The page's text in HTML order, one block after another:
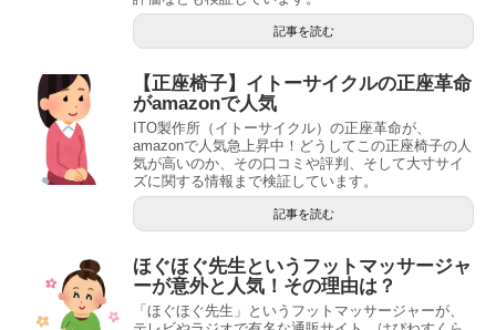
記事を読む
【正座椅子】イトーサイクルの正座革命
がamazonで人気
ITO製作所（イトーサイクル）の正座革命が、
amazonで人気急上昇中！どうしてこの正座椅子の人
気が高いのか、その口コミや評判、そして大寸サイ
ズに関する情報まで検証しています。
記事を読む
ほぐほぐ先生というフットマッサージャ
ーが意外と人気！その理由は？
「ほぐほぐ先生」というフットマッサージャーが、